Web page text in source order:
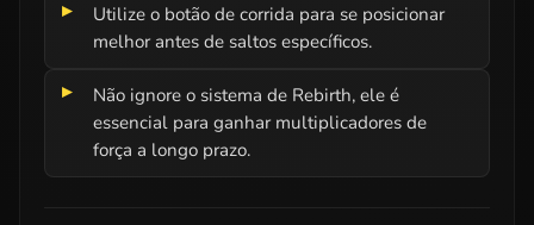
Utilize o botão de corrida para se posicionar
melhor antes de saltos específicos.
Não ignore o sistema de Rebirth, ele é
essencial para ganhar multiplicadores de
força a longo prazo.